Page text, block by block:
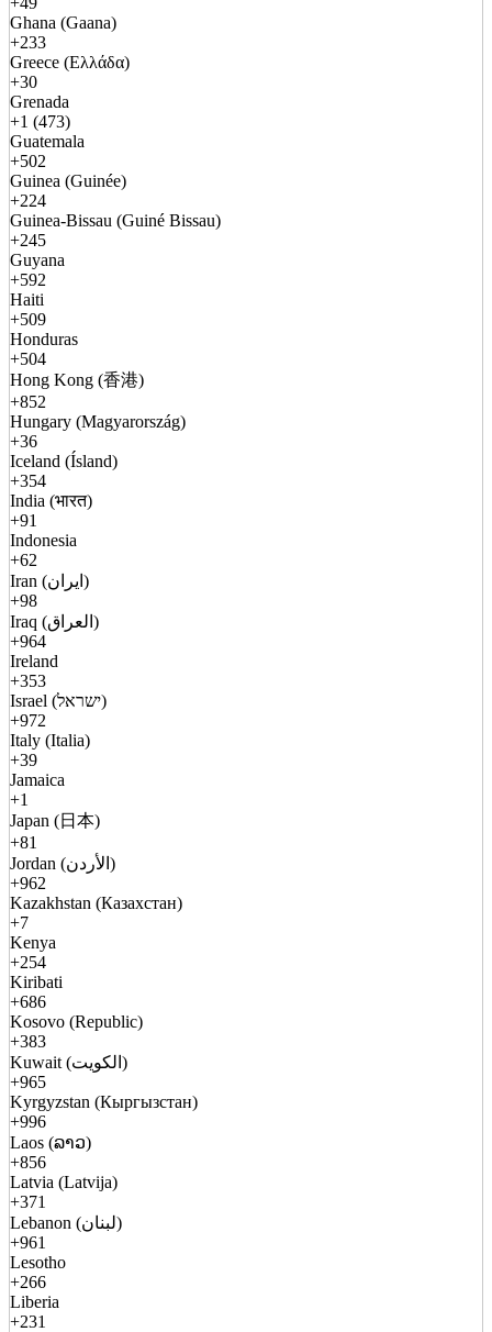
Ghana (Gaana)
+233
Greece (Ελλάδα)
+30
Grenada
+1 (473)
Guatemala
+502
Guinea (Guinée)
+224
Guinea-Bissau (Guiné Bissau)
+245
Guyana
+592
Haiti
+509
Honduras
+504
Hong Kong (香港)
+852
Hungary (Magyarország)
+36
Iceland (Ísland)
+354
India (भारत)
+91
Indonesia
+62
Iran (ایران)
+98
Iraq (العراق)
+964
Ireland
+353
Israel (ישראל)
+972
Italy (Italia)
+39
Jamaica
+1
Japan (日本)
+81
Jordan (الأردن)
+962
Kazakhstan (Казахстан)
+7
Kenya
+254
Kiribati
+686
Kosovo (Republic)
+383
Kuwait (الكويت)
+965
Kyrgyzstan (Кыргызстан)
+996
Laos (ລາວ)
+856
Latvia (Latvija)
+371
Lebanon (لبنان)
+961
Lesotho
+266
Liberia
+231